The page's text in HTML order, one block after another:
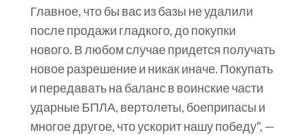
Главное, что бы вас из базы не удалили
после продажи гладкого, до покупки
нового. В любом случае придется получать
новое разрешение и никак иначе. Покупать
и передавать на баланс в воинские части
ударные БПЛА, вертолеты, боеприпасы и
многое другое, что ускорит нашу победу", —